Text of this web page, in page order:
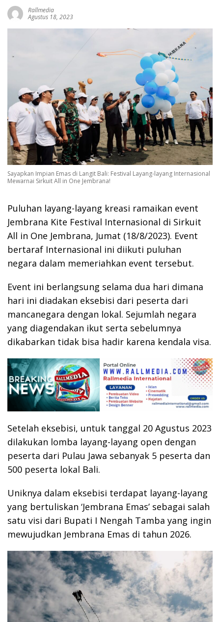
Rallmedia
Agustus 18, 2023
Sayapkan Impian Emas di Langit Bali: Festival Layang-layang Internasional
Mewarnai Sirkuit All in One Jembrana!
Puluhan layang-layang kreasi ramaikan event
Jembrana Kite Festival Internasional di Sirkuit
All in One Jembrana, Jumat (18/8/2023). Event
bertaraf Internasional ini diikuti puluhan
negara dalam memeriahkan event tersebut.
Event ini berlangsung selama dua hari dimana
hari ini diadakan eksebisi dari peserta dari
mancanegara dengan lokal. Sejumlah negara
yang diagendakan ikut serta sebelumnya
dikabarkan tidak bisa hadir karena kendala visa.
Setelah eksebisi, untuk tanggal 20 Agustus 2023
dilakukan lomba layang-layang open dengan
peserta dari Pulau Jawa sebanyak 5 peserta dan
500 peserta lokal Bali.
Uniknya dalam eksebisi terdapat layang-layang
yang bertuliskan ‘Jembrana Emas’ sebagai salah
satu visi dari Bupati I Nengah Tamba yang ingin
mewujudkan Jembrana Emas di tahun 2026.